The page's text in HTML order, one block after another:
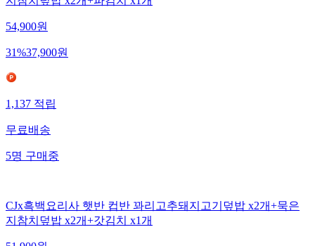
지참치덮밥 x2개+파김치 x1개
54,900원
31%37,900원
1,137적립
무료배송
5명구매중
CJx흑백요리사 햇반 컵반 꽈리고추돼지고기덮밥 x2개+묵은
지참치덮밥 x2개+갓김치 x1개